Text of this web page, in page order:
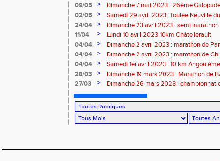
09/05
>
Dimanche 7 mai 2023 : 26ème
02/05
>
Samedi 29 avril 2023 : foulée Neuville
24/04
>
Dimanche 23 avril 2023 : semi marathon
11/04
>
Lundi 10 avril 2023 10km Châtellerault
04/04
>
Dimanche 2 avril 2023 : marathon de
04/04
>
Dimanche 2 avril 2023 : marathon de
04/04
>
Samedi 1er avril 2023 : 10 km Angoulème
28/03
>
Dimanche 19 mars 2023 : Marathon de
27/03
> Dimanche 26 mars 2023 : championnat